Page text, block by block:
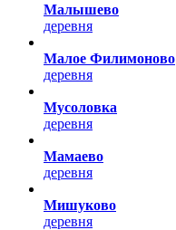
Малышево
деревня
Малое Филимоново
деревня
Мусоловка
деревня
Мамаево
деревня
Мишуково
деревня